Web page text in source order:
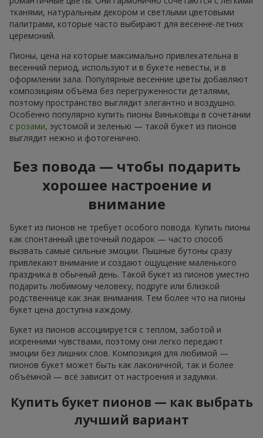
тканями, натуральным декором и светлыми цветовыми
палитрами, которые часто выбирают для весенне-летних
церемоний.
Пионы, цена на которые максимально привлекательна в
весенний период, используют и в букете невесты, и в
оформлении зала. Популярные весенние цветы добавляют
композициям объёма без перегруженности деталями,
поэтому пространство выглядит элегантно и воздушно.
Особенно популярно купить пионы Виньковцы в сочетании
с розами, эустомой и зеленью — такой букет из пионов
выглядит нежно и фотогенично.
Без повода — чтобы подарить
хорошее настроение и
внимание
Букет из пионов не требует особого повода. Купить пионы
как спонтанный цветочный подарок — часто способ
вызвать самые сильные эмоции. Пышные бутоны сразу
привлекают внимание и создают ощущение маленького
праздника в обычный день. Такой букет из пионов уместно
подарить любимому человеку, подруге или близкой
родственнице как знак внимания. Тем более что на пионы
букет цена доступна каждому.
Букет из пионов ассоциируется с теплом, заботой и
искренними чувствами, поэтому они легко передают
эмоции без лишних слов. Композиция для любимой —
пионов букет может быть как лаконичной, так и более
объёмной — всё зависит от настроения и задумки.
Купить букет пионов — как выбрать
лучший вариант